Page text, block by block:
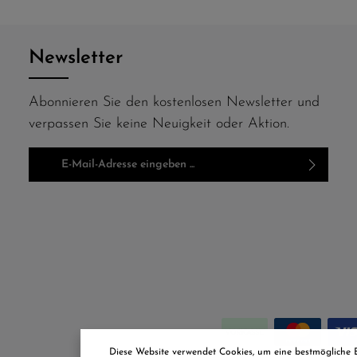
gubergren, no sea takimata sanctus est Lorem
ipsum dolor sit amet.
Newsletter
Abonnieren Sie den kostenlosen Newsletter und
verpassen Sie keine Neuigkeit oder Aktion.
E-Mail-Adresse*
Diese Website verwendet Cookies, um eine